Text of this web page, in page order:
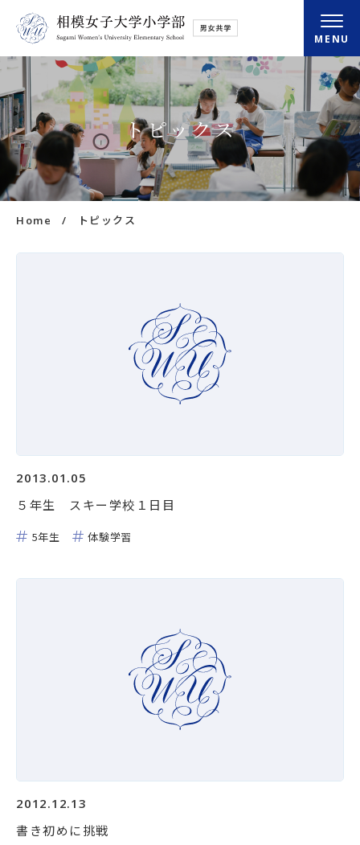
MENU
小学部概要
さがみの学び
さがみの毎日
入学・転入情報
認定こども園相模女子大学幼稚部
トピックス
Home トピックス
2013.01.05
５年生 スキー学校１日目
5年生 体験学習
2012.12.13
書き初めに挑戦